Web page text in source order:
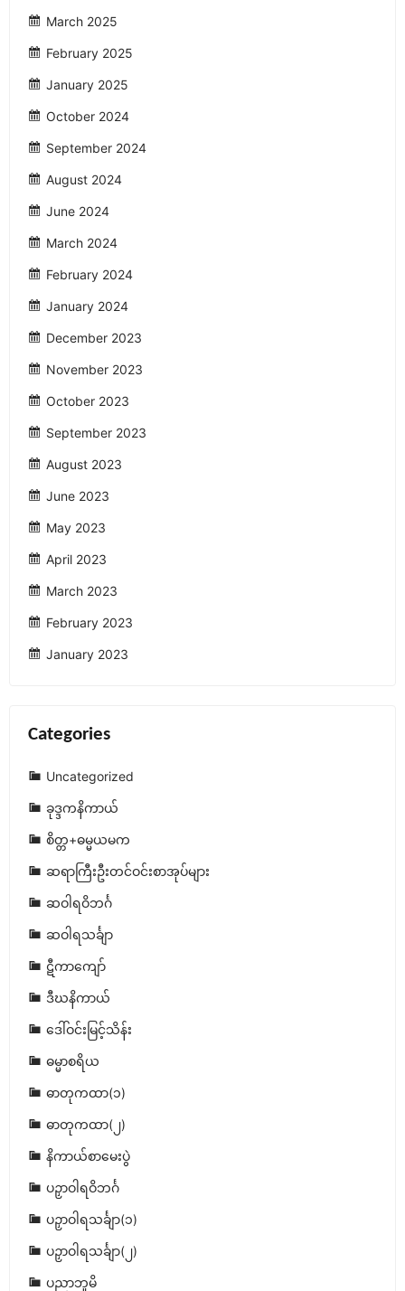
March 2025
February 2025
January 2025
October 2024
September 2024
August 2024
June 2024
March 2024
February 2024
January 2024
December 2023
November 2023
October 2023
September 2023
August 2023
June 2023
May 2023
April 2023
March 2023
February 2023
January 2023
Categories
Uncategorized
ခုဒ္ဒကနိကာယ်
စိတ္တ+ဓမ္မယမက
ဆရာကြီးဦးတင်ဝင်းစာအုပ်များ
ဆဝါရဝိဘင်္ဂ
ဆဝါရသင်္ချာ
ဋီကာကျော်
ဒီဃနိကာယ်
ဒေါ်ဝင်းမြင့်သိန်း
ဓမ္မာစရိယ
ဓာတုကထာ(၁)
ဓာတုကထာ(၂)
နိကာယ်စာမေးပွဲ
ပဉှာဝါရဝိဘင်္ဂ
ပဉှာဝါရသင်္ချာ(၁)
ပဉှာဝါရသင်္ချာ(၂)
ပညာဘူမိ